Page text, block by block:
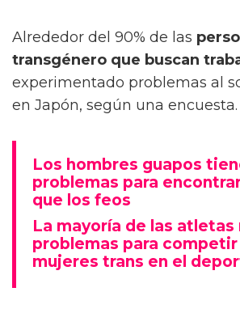
Alrededor del 90% de las
transgénero que buscan
experimentado problemas al
en Japón, según una encuesta.
Los hombres guapos
problemas para
que los feos
La mayoría de las atletas
problemas para competir
mujeres trans en el